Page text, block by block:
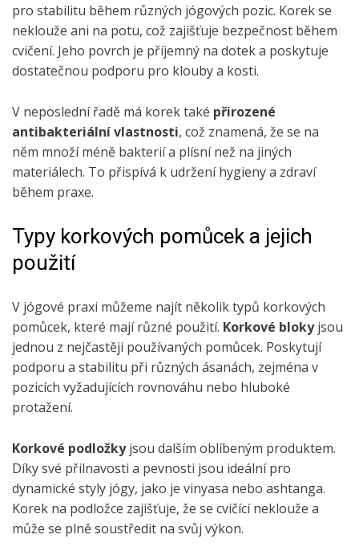
pro stabilitu během různých jógových pozic. Korek se
neklouže ani na potu, což zajišťuje bezpečnost během
cvičení. Jeho povrch je příjemný na dotek a poskytuje
dostatečnou podporu pro klouby a kosti.
V neposlední řadě má korek také přirozené
antibakteriální vlastnosti, což znamená, že se na
něm množí méně bakterií a plísní než na jiných
materiálech. To přispívá k udržení hygieny a zdraví
během praxe.
Typy korkových pomůcek a jejich
použití
V jógové praxi můžeme najít několik typů korkových
pomůcek, které mají různé použití. Korkové blokyjsou
jednou z nejčastěji používaných pomůcek. Poskytují
podporu a stabilitu při různých ásanách, zejména v
pozicích vyžadujících rovnováhu nebo hluboké
protažení.
Korkové podložkyjsou dalším oblíbeným produktem.
Díky své přilnavosti a pevnosti jsou ideální pro
dynamické styly jógy, jako je vinyasa nebo ashtanga.
Korek na podložce zajišťuje, že se cvičící neklouže a
může se plně soustředit na svůj výkon.